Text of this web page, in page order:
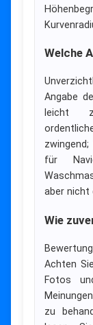
Welche
Angabe
leicht
für
aber nicht
Wie
Achten
Fotos
zu